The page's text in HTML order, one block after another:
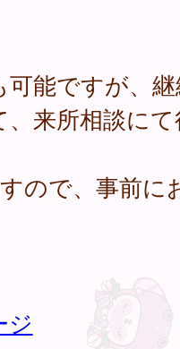
可能ですが、
来所相談に
ので、事前に
ジ